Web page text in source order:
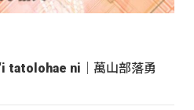
tatolohae ni｜萬山部落勇